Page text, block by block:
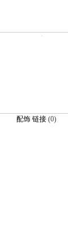
配饰 链接 (0)